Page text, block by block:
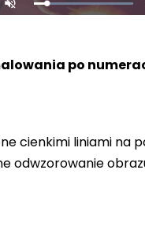
Unmute Loaded:
100.00%
po
cienkimi liniami
odwzorowanie